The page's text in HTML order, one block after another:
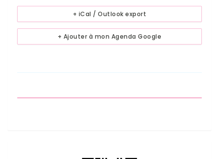
+ Ajouter à mon Agenda Google
+ iCal / Outlook export